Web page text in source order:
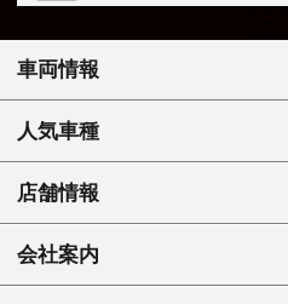
車両情報
人気車種
店舗情報
会社案内